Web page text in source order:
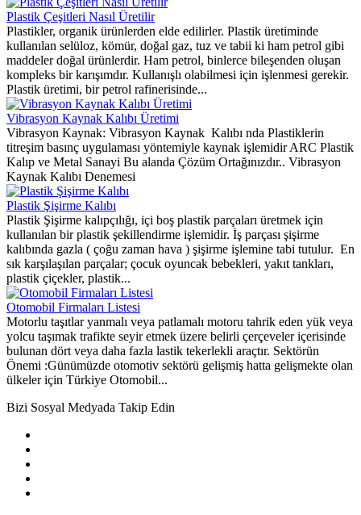
Plastik Çeşitleri Nasıl Üretilir
Plastikler, organik ürünlerden elde edilirler. Plastik üretiminde
kullanılan selüloz, kömür, doğal gaz, tuz ve tabii ki ham petrol gibi
maddeler doğal ürünlerdir. Ham petrol, binlerce bileşenden oluşan
kompleks bir karışımdır. Kullanışlı olabilmesi için işlenmesi gerekir.
Plastik üretimi, bir petrol rafinerisinde...
Vibrasyon Kaynak Kalıbı Üretimi
Vibrasyon Kaynak: Vibrasyon Kaynak Kalıbı nda Plastiklerin
titreşim basınç uygulaması yöntemiyle kaynak işlemidir ARC Plastik
Kalıp ve Metal Sanayi Bu alanda Çözüm Ortağınızdır.. Vibrasyon
Kaynak Kalıbı Denemesi
Plastik Şişirme Kalıbı
Plastik Şişirme kalıpçılığı, içi boş plastik parçaları üretmek için
kullanılan bir plastik şekillendirme işlemidir. İş parçası şişirme
kalıbında gazla ( çoğu zaman hava ) şişirme işlemine tabi tutulur. En
sık karşılaşılan parçalar; çocuk oyuncak bebekleri, yakıt tankları,
plastik çiçekler, plastik...
Otomobil Firmaları Listesi
Motorlu taşıtlar yanmalı veya patlamalı motoru tahrik eden yük veya
yolcu taşımak trafikte seyir etmek üzere belirli çerçeveler içerisinde
bulunan dört veya daha fazla lastik tekerlekli araçtır. Sektörün
Önemi :Günümüzde otomotiv sektörü gelişmiş hatta gelişmekte olan
ülkeler için Türkiye Otomobil...
Bizi Sosyal Medyada Takip Edin